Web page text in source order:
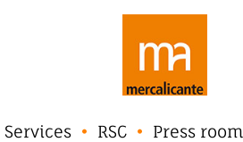
Services RSC Press room